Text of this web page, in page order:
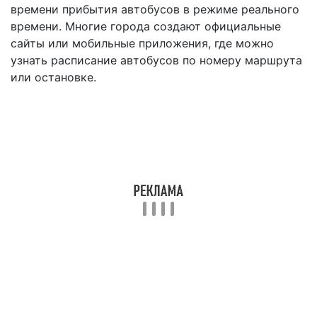
времени прибытия автобусов в режиме реального
времени. Многие города создают официальные
сайты или мобильные приложения, где можно
узнать расписание автобусов по номеру маршрута
или остановке.